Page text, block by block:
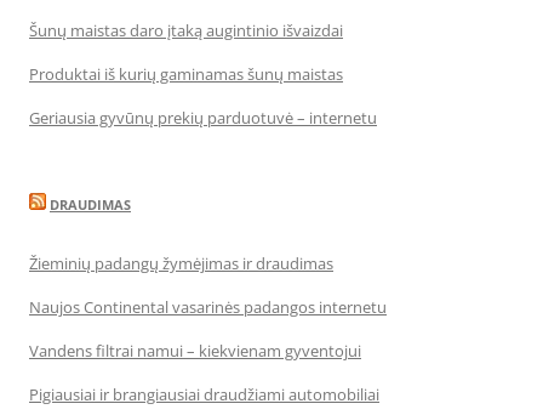
Šunų maistas daro įtaką augintinio išvaizdai
Produktai iš kurių gaminamas šunų maistas
Geriausia gyvūnų prekių parduotuvė – internetu
DRAUDIMAS
Žieminių padangų žymėjimas ir draudimas
Naujos Continental vasarinės padangos internetu
Vandens filtrai namui – kiekvienam gyventojui
Pigiausiai ir brangiausiai draudžiami automobiliai